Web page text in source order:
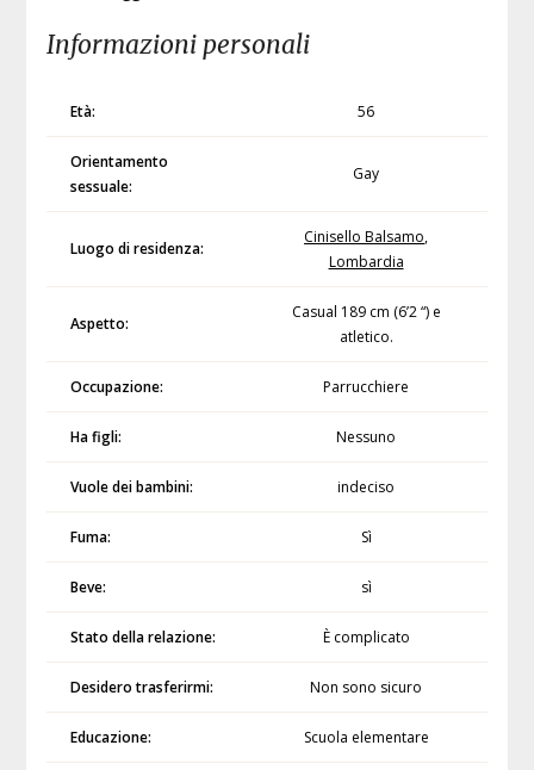
Informazioni personali
Età: 56
Orientamento
sessuale:
Gay
Luogo di residenza:
Cinisello Balsamo,
Lombardia
Aspetto:
Casual 189 cm (6’2 “) e
atletico.
Occupazione: Parrucchiere
Ha figli: Nessuno
Vuole dei bambini: indeciso
Fuma: Sì
Beve: sì
Stato della relazione: È complicato
Desidero trasferirmi: Non sono sicuro
Educazione: Scuola elementare